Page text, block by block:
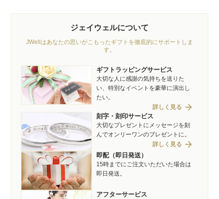
ジェイウェルについて
JWellはあなたの思いがこもったギフトを徹底的にサポートしま
す。
ギフトラッピングサービス
大切な人に感謝の気持ちを送りた
い、特別なイベントを豪華に演出し
たい。
詳しく見る arrow_forward
刻字・刻印サービス
大切なプレゼントにメッセージを刻
んでオンリーワンのプレゼントに。
詳しく見る arrow_forward
即配（即日発送）
15時までにご注文いただいた場合は
即日発送。
アフターサービス